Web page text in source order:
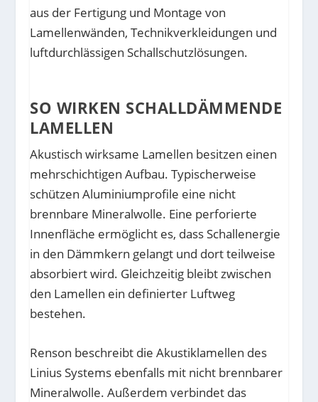
aus der Fertigung und Montage von
Lamellenwänden, Technikverkleidungen und
luftdurchlässigen Schallschutzlösungen.
SO WIRKEN SCHALLDÄMMENDE
LAMELLEN
Akustisch wirksame Lamellen besitzen einen
mehrschichtigen Aufbau. Typischerweise
schützen Aluminiumprofile eine nicht
brennbare Mineralwolle. Eine perforierte
Innenfläche ermöglicht es, dass Schallenergie
in den Dämmkern gelangt und dort teilweise
absorbiert wird. Gleichzeitig bleibt zwischen
den Lamellen ein definierter Luftweg
bestehen.
Renson beschreibt die Akustiklamellen des
Linius Systems ebenfalls mit nicht brennbarer
Mineralwolle. Außerdem verbindet das